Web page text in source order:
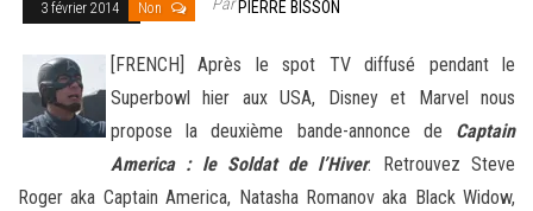
3 février 2014 Non PIERRE BISSON
[FRENCH] Après le spot TV diffusé pendant le
Superbowl hier aux USA, Disney et Marvel nous
propose la deuxième bande-annonce de Captain
America : le Soldat de l’Hiver. Retrouvez Steve
Roger aka Captain America, Natasha Romanov aka Black Widow,